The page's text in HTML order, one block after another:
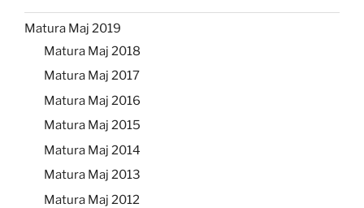
Matura Maj 2019
Matura Maj 2018
Matura Maj 2017
Matura Maj 2016
Matura Maj 2015
Matura Maj 2014
Matura Maj 2013
Matura Maj 2012